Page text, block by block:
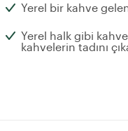
Yerel bir kahve
Yerel halk gibi
kahvelerin tadını